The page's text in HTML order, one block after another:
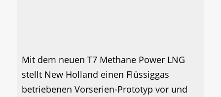
Mit dem neuen T7 Methane Power LNG
stellt New Holland einen Flüssiggas
betriebenen Vorserien-Prototyp vor und